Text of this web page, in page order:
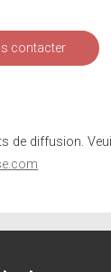
contacter
de diffusion.